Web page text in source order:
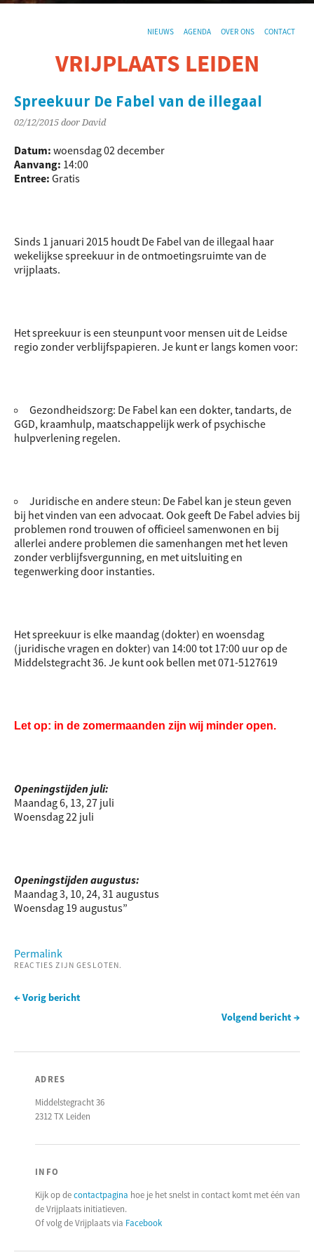
NIEUWS AGENDA OVER ONS CONTACT
VRIJPLAATS LEIDEN
Spreekuur De Fabel van de illegaal
02/12/2015 door David
Datum: woensdag 02 december
Aanvang: 14:00
Entree: Gratis
Sinds 1 januari 2015 houdt De Fabel van de illegaal haar
wekelijkse spreekuur in de ontmoetingsruimte van de
vrijplaats.
Het spreekuur is een steunpunt voor mensen uit de Leidse
regio zonder verblijfspapieren. Je kunt er langs komen voor:
Gezondheidszorg: De Fabel kan een dokter, tandarts, de
GGD, kraamhulp, maatschappelijk werk of psychische
hulpverlening regelen.
Juridische en andere steun: De Fabel kan je steun geven
bij het vinden van een advocaat. Ook geeft De Fabel advies bij
problemen rond trouwen of officieel samenwonen en bij
allerlei andere problemen die samenhangen met het leven
zonder verblijfsvergunning, en met uitsluiting en
tegenwerking door instanties.
Het spreekuur is elke maandag (dokter) en woensdag
(juridische vragen en dokter) van 14:00 tot 17:00 uur op de
Middelstegracht 36. Je kunt ook bellen met 071-5127619
Let op: in de zomermaanden zijn wij minder open.
Openingstijden juli:
Maandag 6, 13, 27 juli
Woensdag 22 juli
Openingstijden augustus:
Maandag 3, 10, 24, 31 augustus
Woensdag 19 augustus”
Permalink
REACTIES ZIJN GESLOTEN.
← Vorig bericht
Volgend bericht →
ADRES
Middelstegracht 36
2312 TX Leiden
INFO
Kijk op decontactpagina hoe je het snelst in contact komt met één van
de Vrijplaats initiatieven.
Of volg de Vrijplaats via Facebook